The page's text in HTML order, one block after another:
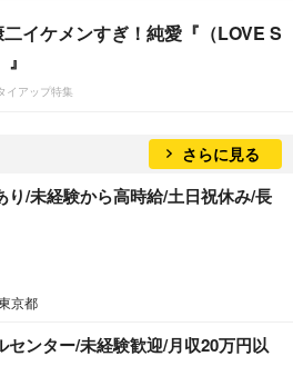
イケメンすぎ！純愛『（LOVE S
イアップ特集
さらに見る
/未経験から高時給/土日祝休み/長
京都
センター/未経験歓迎/月収20万円以